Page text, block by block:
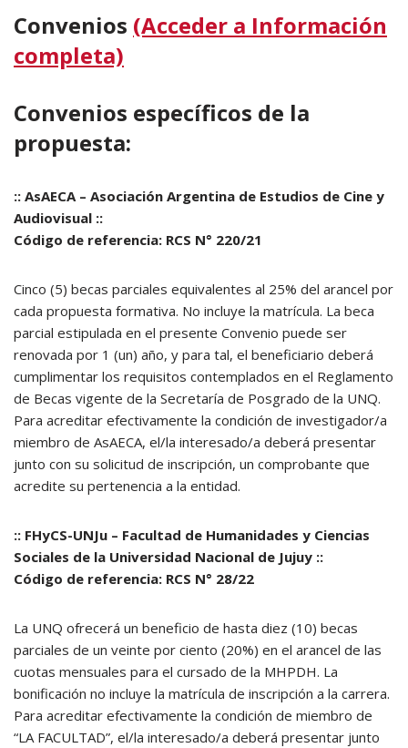
Convenios (Acceder a Información
completa)
Convenios específicos de la
propuesta:
:: AsAECA – Asociación Argentina de Estudios de Cine y
Audiovisual ::
Código de referencia: RCS N° 220/21
Cinco (5) becas parciales equivalentes al 25% del arancel por
cada propuesta formativa. No incluye la matrícula. La beca
parcial estipulada en el presente Convenio puede ser
renovada por 1 (un) año, y para tal, el beneficiario deberá
cumplimentar los requisitos contemplados en el Reglamento
de Becas vigente de la Secretaría de Posgrado de la UNQ.
Para acreditar efectivamente la condición de investigador/a
miembro de AsAECA, el/la interesado/a deberá presentar
junto con su solicitud de inscripción, un comprobante que
acredite su pertenencia a la entidad.
:: FHyCS-UNJu – Facultad de Humanidades y Ciencias
Sociales de la Universidad Nacional de Jujuy ::
Código de referencia: RCS N° 28/22
La UNQ ofrecerá un beneficio de hasta diez (10) becas
parciales de un veinte por ciento (20%) en el arancel de las
cuotas mensuales para el cursado de la MHPDH. La
bonificación no incluye la matrícula de inscripción a la carrera.
Para acreditar efectivamente la condición de miembro de
“LA FACULTAD”, el/la interesado/a deberá presentar junto